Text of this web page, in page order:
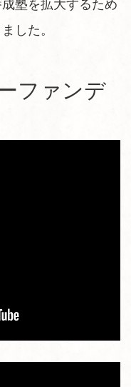
塾を拡大するため
した。
ファンデ